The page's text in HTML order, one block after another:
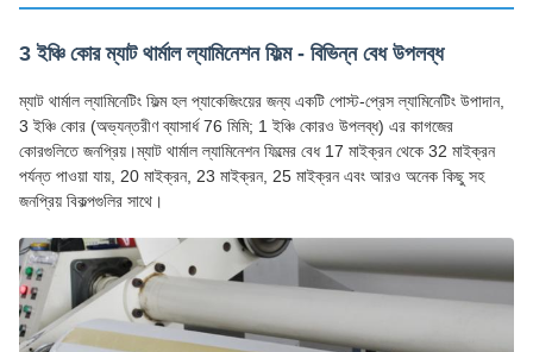
3 ইঞ্চি কোর ম্যাট থার্মাল ল্যামিনেশন ফিল্ম - বিভিন্ন বেধ উপলব্ধ
ম্যাট থার্মাল ল্যামিনেটিং ফিল্ম হল প্যাকেজিংয়ের জন্য একটি পোস্ট-প্রেস ল্যামিনেটিং উপাদান,
3 ইঞ্চি কোর (অভ্যন্তরীণ ব্যাসার্ধ 76 মিমি; 1 ইঞ্চি কোরও উপলব্ধ) এর কাগজের
কোরগুলিতে জনপ্রিয়।ম্যাট থার্মাল ল্যামিনেশন ফিল্মের বেধ 17 মাইক্রন থেকে 32 মাইক্রন
পর্যন্ত পাওয়া যায়, 20 মাইক্রন, 23 মাইক্রন, 25 মাইক্রন এবং আরও অনেক কিছু সহ
জনপ্রিয় বিকল্পগুলির সাথে।